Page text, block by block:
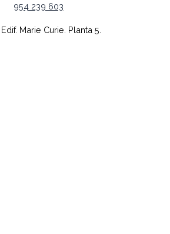
954 239 603
Marie Curie. Planta 5.